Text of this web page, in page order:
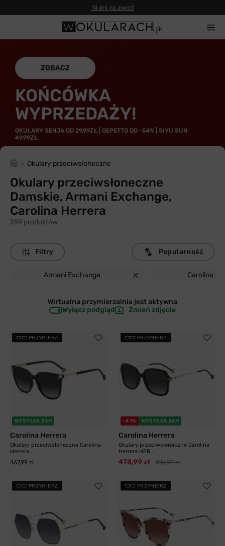
14 dni na zwrot
ZOBACZ
KOŃCÓWKA
WYPRZEDAŻY!
OKULARY SENJA OD 29,99ZŁ | GEPETTO DO -54% | SIYU SUN
49,99ZŁ
Okulary przeciwsłoneczne
Okulary przeciwsłoneczne
Damskie, Armani Exchange,
Carolina Herrera
259 produktów
Filtry
Armani Exchange Carolina
Popularność
Wirtualna przymierzalnia jestaktywna
Wyłącz podgląd
Zmień zdjęcie
PRZYMIERZ
WYSYŁKA 24H
Carolina Herrera
Okulary przeciwsłoneczne Carolina
Herrera...
467,99 zł
PRZYMIERZ
-41% WYSYŁKA 24H
Carolina Herrera
Okulary przeciwsłoneczne Carolina
Herrera HER...
478,99 zł 816,99 zł
PRZYMIERZ PRZYMIERZ